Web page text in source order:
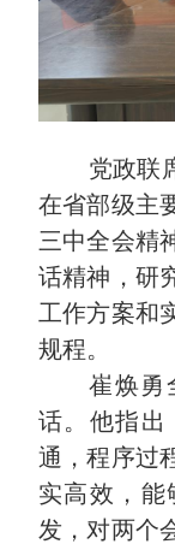
党政联
在省部级主
三中全会精
话精神，研
工作方案和
规程。
崔焕勇
话。他指出
通，程序过
实高效，能
发，对两个